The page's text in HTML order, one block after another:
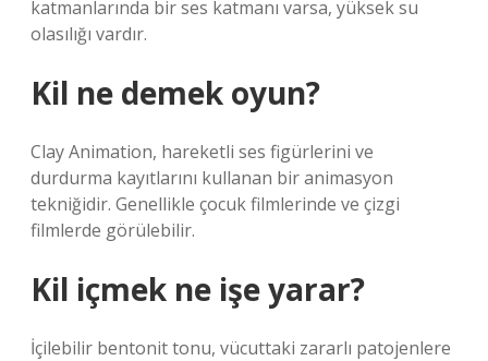
katmanlarında bir ses katmanı varsa, yüksek su
olasılığı vardır.
Kil ne demek oyun?
Clay Animation, hareketli ses figürlerini ve
durdurma kayıtlarını kullanan bir animasyon
tekniğidir. Genellikle çocuk filmlerinde ve çizgi
filmlerde görülebilir.
Kil içmek ne işe yarar?
İçilebilir bentonit tonu, vücuttaki zararlı patojenlere